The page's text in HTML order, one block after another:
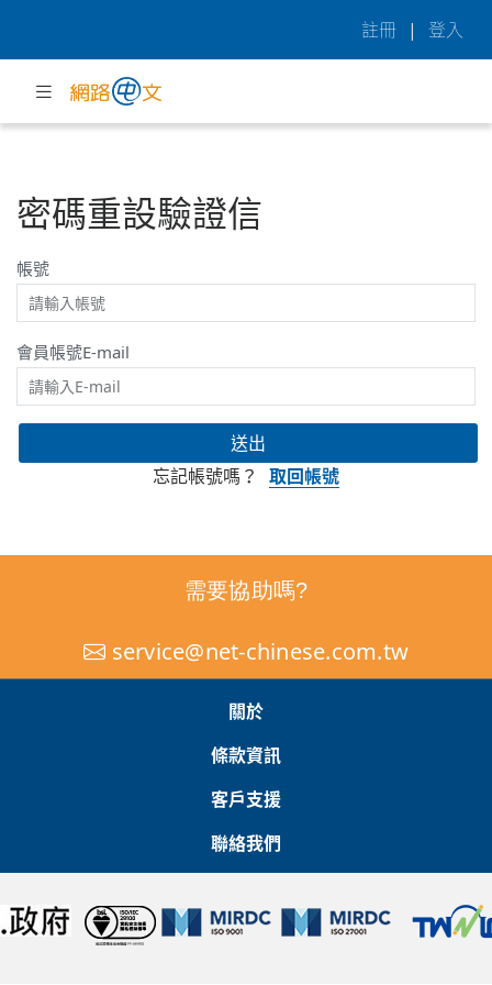
註冊 | 登入
密碼重設驗證信
帳號
會員帳號E-mail
送出
忘記帳號嗎？
取回帳號
需要協助嗎?
service@net-chinese.com.tw
關於
條款資訊
客戶支援
聯絡我們